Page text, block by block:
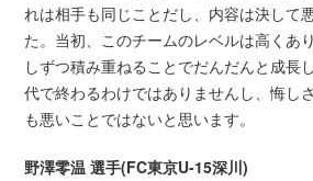
れは相手も同じことだし、内容は決して
た。当初、このチームのレベルは高くあ
しずつ積み重ねることでだんだんと成長
代で終わるわけではありませんし、悔し
も悪いことではないと思います。
野澤零温 選手(FC東京U-15深川)